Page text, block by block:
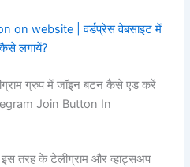
website | वर्डप्रेस वेबसाइट में
लगायें?
ग्रुप में जॉइन बटन कैसे एड करें
Join Button In
तरह के टेलीग्राम और व्हाट्सअप